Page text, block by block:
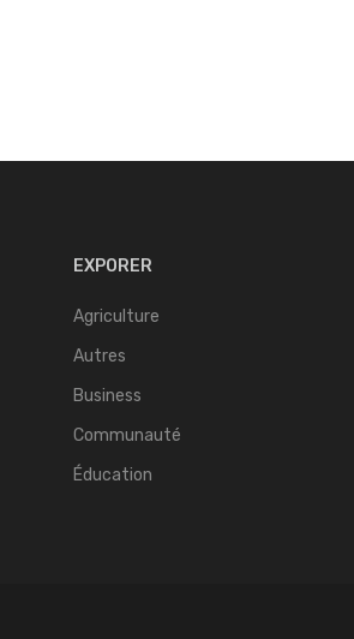
EXPORER
Agriculture
Autres
Business
Communauté
Éducation